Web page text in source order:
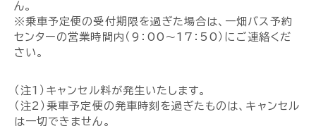
ん。
※乗車予定便の受付期限を過ぎた場合は、一畑バス予約
センターの営業時間内（9：00～17：50）にご連絡くだ
さい。
（注1）キャンセル料が発生いたします。
（注2）乗車予定便の発車時刻を過ぎたものは、キャンセル
は一切できません。